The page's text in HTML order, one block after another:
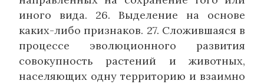
иного вида. 26. Выделение на основе
каких-либо признаков. 27. Сложившаяся в
процессе эволюционного развития
совокупность растений и жи­вотных,
населяющих одну территорию и взаимно